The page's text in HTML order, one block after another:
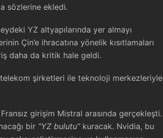
sözlerine ekledi.
YZ altyapılarında yer almayı
Çin’e ihracatına yönelik kısıtlamaları
daha da kritik hale geldi.
şirketleri ile teknoloji merkezleriyle
girişim Mistral arasında gerçekleşti.
bir “YZ bulutu”kuracak. Nvidia, bu